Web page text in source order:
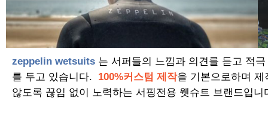
zeppelin wetsuits 는 서퍼들의 느낌과 의견를 듣고 적
를 두고 있습니다. 100%커스텀 제작을 기본으로하며
않도록 끊임 없이 노력하는 서핑전용 웻슈트 브랜드입니